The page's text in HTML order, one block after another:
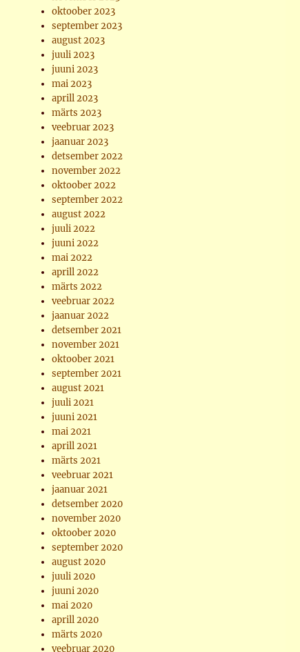
oktoober 2023
september 2023
august 2023
juuli 2023
juuni 2023
mai 2023
aprill 2023
märts 2023
veebruar 2023
jaanuar 2023
detsember 2022
november 2022
oktoober 2022
september 2022
august 2022
juuli 2022
juuni 2022
mai 2022
aprill 2022
märts 2022
veebruar 2022
jaanuar 2022
detsember 2021
november 2021
oktoober 2021
september 2021
august 2021
juuli 2021
juuni 2021
mai 2021
aprill 2021
märts 2021
veebruar 2021
jaanuar 2021
detsember 2020
november 2020
oktoober 2020
september 2020
august 2020
juuli 2020
juuni 2020
mai 2020
aprill 2020
märts 2020
veebruar 2020